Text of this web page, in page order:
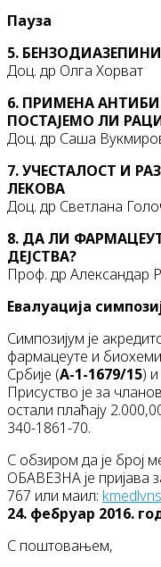
Пауза
5.
Доц. др Олга Хорват
6. ПРИМЕНА
ПОСТАЈЕМО ЛИ
Доц. др Саша
7. УЧЕСТАЛОСТ И
ЛЕКОВА
Доц. др Светлана
8. ДА ЛИ
ДЕЈСТВА?
Проф. др Александар
Евалуација
Симпозијум је
фармацеуте и
Србије (А-1-1679/15)
Присуство је за
остали плаћају
340-1861-70.
С обзиром да је број
ОБАВЕЗНА је пријава
767 или маил:
24. фебруар 2016.
С поштовањем,